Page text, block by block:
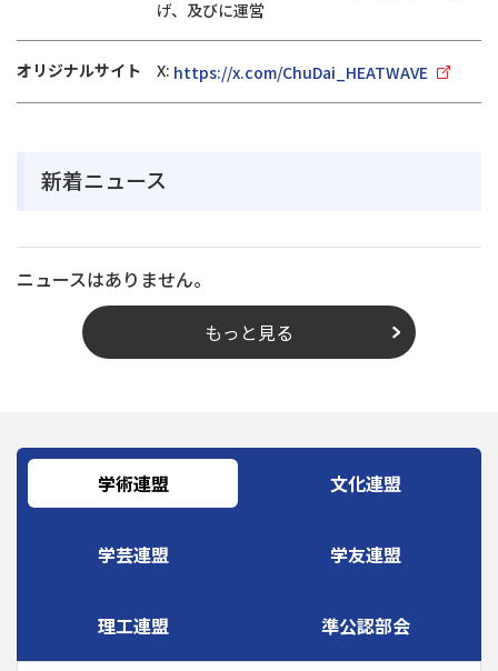
げ、及びに運営
オリジナルサイト X: https://x.com/ChuDai_HEATWAVE
新着ニュース
ニュースはありません。
もっと見る
学術連盟 文化連盟
学芸連盟 学友連盟
理工連盟 準公認部会